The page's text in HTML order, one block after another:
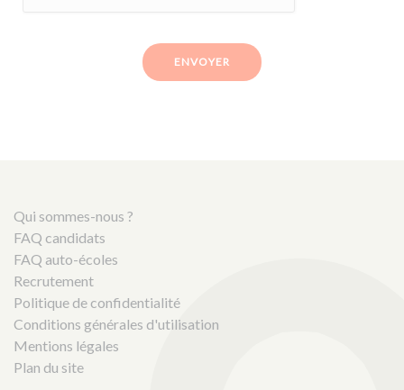
ENVOYER
Qui sommes-nous ?
FAQ candidats
FAQ auto-écoles
Recrutement
Politique de confidentialité
Conditions générales d'utilisation
Mentions légales
Plan du site